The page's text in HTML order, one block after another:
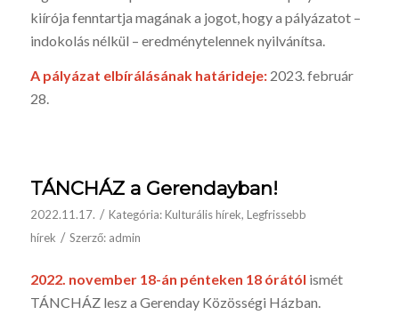
kiírója fenntartja magának a jogot, hogy a pályázatot –
indokolás nélkül – eredménytelennek nyilvánítsa.
A pályázat elbírálásának határideje: 2023. február
28.
TÁNCHÁZ a Gerendayban!
2022.11.17. / Kategória:Kulturális hírek, Legfrissebb
hírek / Szerző: admin
2022. november 18-án pénteken 18 órától ismét
TÁNCHÁZ lesz a Gerenday Közösségi Házban.